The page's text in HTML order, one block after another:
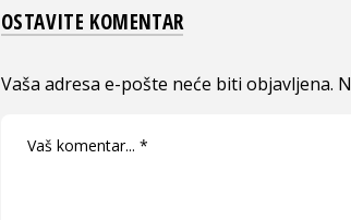
OSTAVITE KOMENTAR
Vaša adresa e-pošte neće biti objavljena.